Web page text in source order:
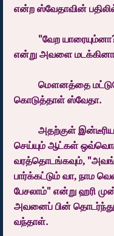
என்ற ஸ்வேதாவின்
என்று அவளை
கொடுத்தாள் ஸ்வேதா.
செய்யும் ஆட்கள்
வரத்தொடங்கவும்,
பார்க்கட்டும் வா, நாம
பேசலாம்" என்று ஹரி
அவனைப் பின் தொடர்ந்து
வந்தாள்.